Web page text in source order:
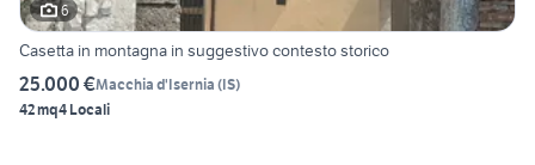
6
Casetta in montagna in suggestivo contesto storico
25.000 €Macchia d'Isernia (IS)
42 mq4 Locali